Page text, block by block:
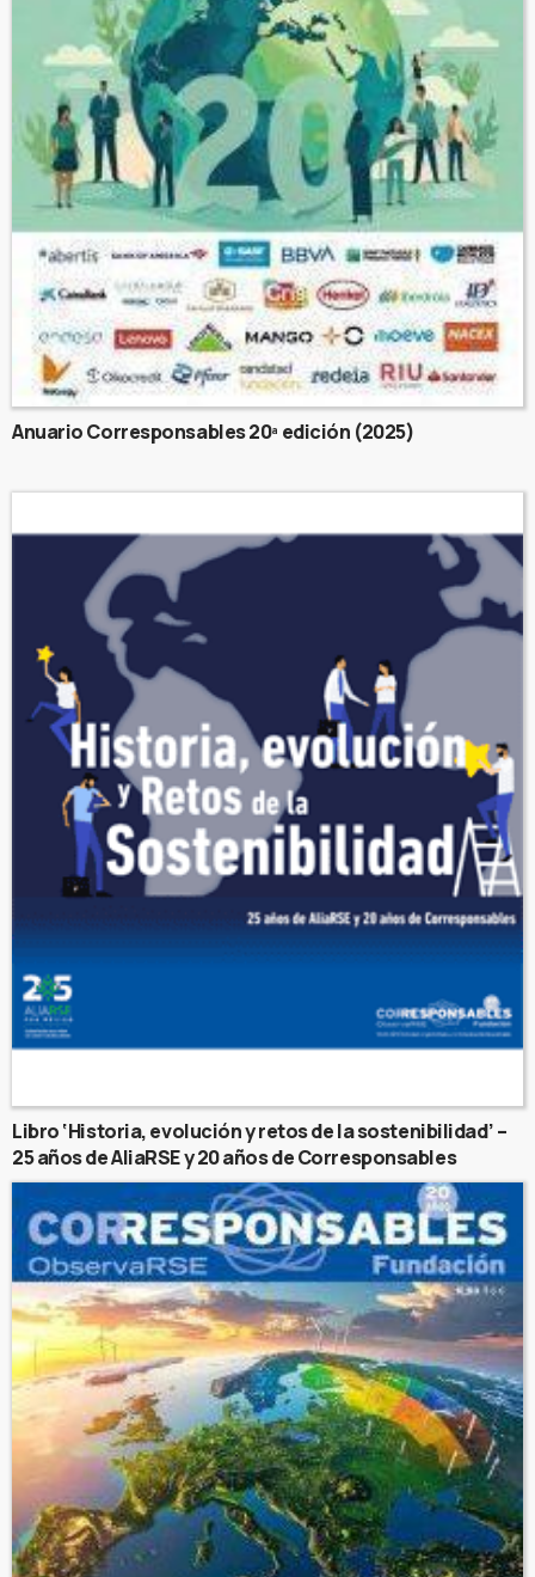
Anuario Corresponsables 20ª edición (2025)
Libro ‘Historia, evolución y retos de la sostenibilidad’ –
25 años de AliaRSE y 20 años de Corresponsables